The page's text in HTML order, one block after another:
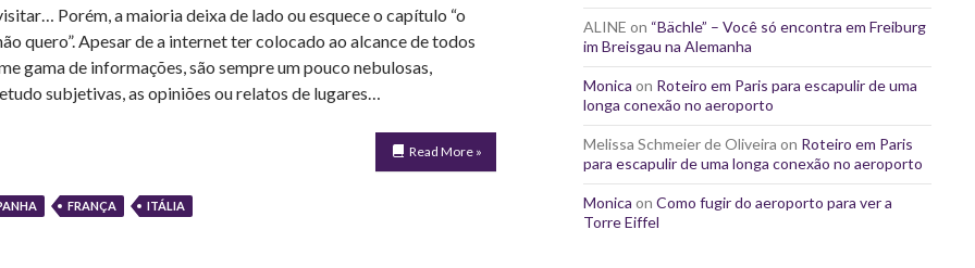
Porém, a maioria deixa de lado ou esquece o capítulo “o
quero”. Apesar de a internet ter colocado ao alcance de todos
gama de informações, são sempre um pouco nebulosas,
subjetivas, as opiniões ou relatos de lugares…
Read More »
FRANÇA ITÁLIA
ALINE on “Bächle” – Você só encontra em Freiburg
im Breisgau na Alemanha
Monica on Roteiro em Paris para escapulir de uma
longa conexão no aeroporto
Melissa Schmeier de Oliveira on Roteiro em Paris
para escapulir de uma longa conexão no aeroporto
Monica on Como fugir do aeroporto para ver a
Torre Eiffel